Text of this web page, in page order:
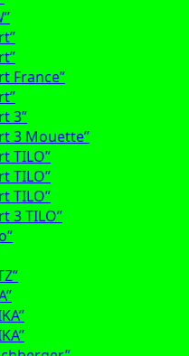
France”
3”
3 Mouette”
TILO”
TILO”
TILO”
3 TILO”